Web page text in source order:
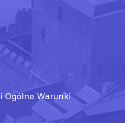
iOgólne Warunki